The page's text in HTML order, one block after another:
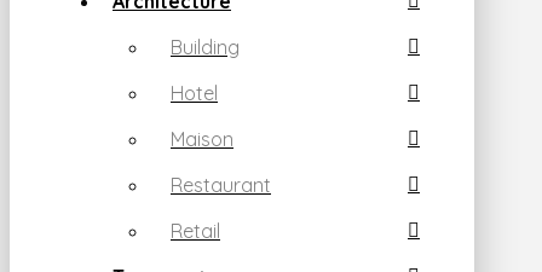
Building
Hotel
Maison
Restaurant
Retail